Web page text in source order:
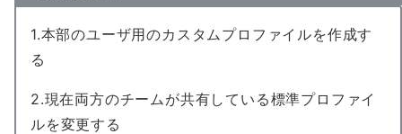
1.本部のユーザ用のカスタムプロファイルを作成す
る
2.現在両方のチームが共有している標準プロファイ
ルを変更する